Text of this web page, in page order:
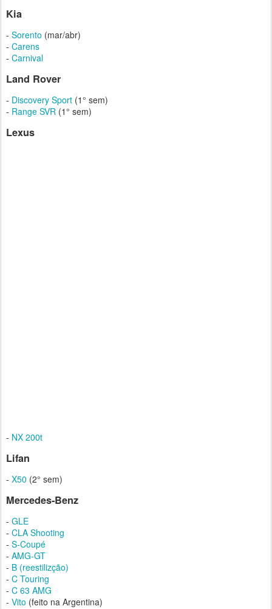
Kia
- Sorento (mar/abr)
- Carens
- Carnival
Land Rover
- Discovery Sport (1° sem)
- Range SVR (1° sem)
Lexus
- NX 200t
Lifan
- X50 (2° sem)
Mercedes-Benz
- GLE
- CLA Shooting
- S-Coupé
- AMG-GT
- B (reestilizção)
- C Touring
- C 63 AMG
- Vito (feito na Argentina)